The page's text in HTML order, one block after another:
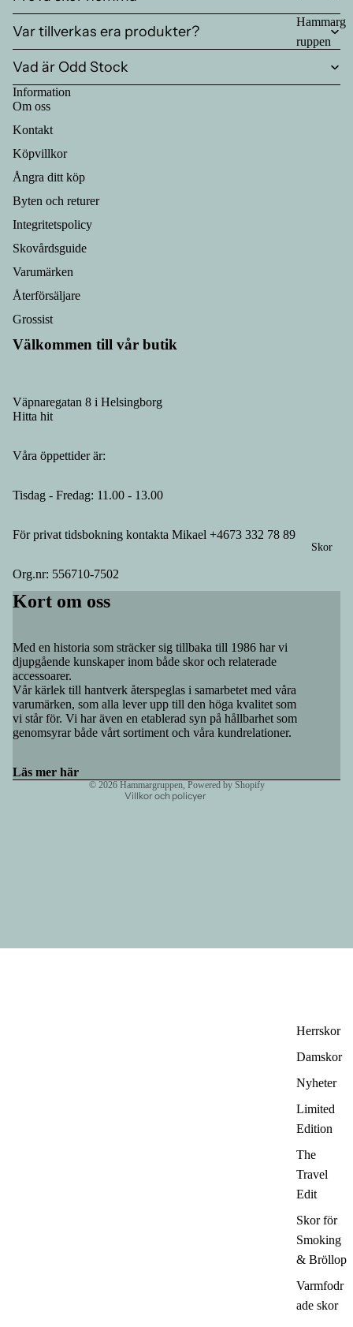
Hammarg
ruppen
Skor
Herrskor
Damskor
Nyheter
Limited
Edition
The
Travel
Edit
Skor för
Smoking
& Bröllop
Varmfodr
ade skor
Var tillverkas era produkter?
Vad är Odd Stock
Information
Om oss
Kontakt
Köpvillkor
Ångra ditt köp
Byten och returer
Integritetspolicy
Skovårdsguide
Varumärken
Återförsäljare
Grossist
Välkommen till vår butik
Väpnaregatan 8 i Helsingborg
Hitta hit
Våra öppettider är:
Tisdag - Fredag: 11.00 - 13.00
För privat tidsbokning kontakta Mikael +4673 332 78 89
Org.nr: 556710-7502
Kort om oss
Med en historia som sträcker sig tillbaka till 1986 har vi
djupgående kunskaper inom både skor och relaterade
accessoarer.
Vår kärlek till hantverk återspeglas i samarbetet med våra
varumärken, som alla lever upp till den höga kvalitet som
vi står för. Vi har även en etablerad syn på hållbarhet som
genomsyrar både vårt sortiment och våra kundrelationer.
Läs mer här
© 2026 Hammargruppen, Powered by Shopify
Villkor och policyer
Återbetalningspolicy
Användarvillkor
Fraktpolicy